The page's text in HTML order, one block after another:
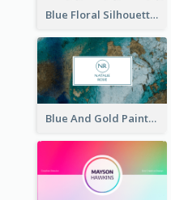
Blue Floral Silhouette Elegant Business Card
Blue And Gold Painting Texture Business Card